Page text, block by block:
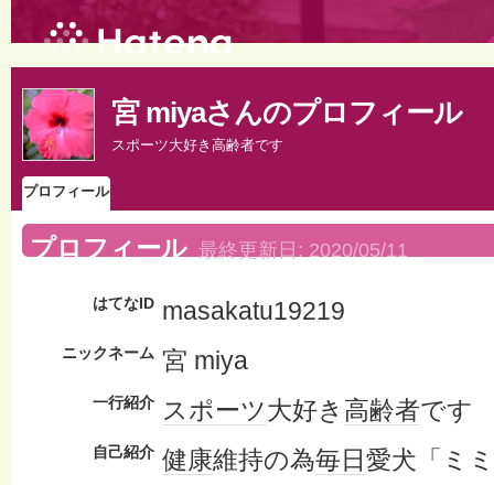
宮 miyaさんのプロフィール
スポーツ大好き高齢者です
プロフィール
プロフィール 最終更新日: 2020/05/11
はてなID masakatu19219
ニックネーム 宮 miya
一行紹介 スポーツ大好き 高齢者です
自己紹介 健康維持の為毎日愛犬「ミ